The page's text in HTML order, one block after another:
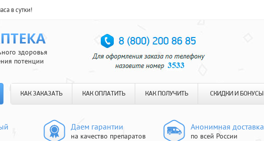
в сутки!
здоровья
потенции
КАК ЗАКАЗАТЬ КАК ОПЛАТИТЬ КАК ПОЛУЧИТЬ СКИДКИ И БОНУСЫ
Даем гарантии
на качество препаратов
Анонимная доставка
по всей России